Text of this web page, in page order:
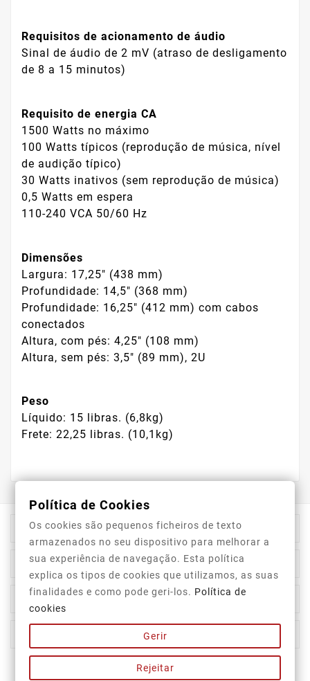
Requisitos de acionamento de áudio
Sinal de áudio de 2 mV (atraso de desligamento
de 8 a 15 minutos)
Requisito de energia CA
1500 Watts no máximo
100 Watts típicos (reprodução de música, nível
de audição típico)
30 Watts inativos (sem reprodução de música)
0,5 Watts em espera
110-240 VCA 50/60 Hz
Dimensões
Largura: 17,25" (438 mm)
Profundidade: 14,5" (368 mm)
Profundidade: 16,25" (412 mm) com cabos
conectados
Altura, com pés: 4,25" (108 mm)
Altura, sem pés: 3,5" (89 mm), 2U
Peso
Líquido: 15 libras. (6,8kg)
Frete: 22,25 libras. (10,1kg)
Informação Da Loja
Top Categorias
A Nossa Empresa
Política de Cookies
Os cookies são pequenos ficheiros de texto
armazenados no seu dispositivo para melhorar a
sua experiência de navegação. Esta política
explica os tipos de cookies que utilizamos, as suas
finalidades e como pode geri-los. Política de
cookies
Gerir
Rejeitar